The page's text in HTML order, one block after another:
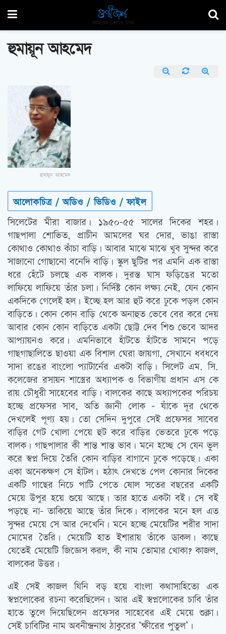
হুমায়ূন আহমেদ
হুমায়ূন আহমেদ
আলোকচিত্র / অডিও / ভিডিও / ফাইল
সিলেটের মীরা বাজার। ১৯৫০-৫৫ সালের দিকের শহর।
গাছপালা শোভিত, প্রাচীন আমলের ঘর দোর, ভাঙা রাস্তা
কোথাও কোথাও কাঁচা বাড়ি। আবার মাঝে মাঝে খুব সুন্দর করে
সাজানো গোছানো বনেদি বাড়ি। স্কুল ছুটির পর এমনি এক রাস্তা
ধরে হেঁটে চলছে এক বালক। দুরন্ত ঘাস ফড়িঙের মতো
লাফিয়ে লাফিয়ে তাঁর চলা। নির্দিষ্ট কোন লক্ষ্য নেই, যেন কোন
একদিকে গেলেই হল। ইচ্ছে হল আর হুট করে ঢুকে পড়ল কোন
বাড়িতে। কোন কোন বাড়ি থেকে অনাহুত ভেবে বের করে দেয়
আবার কোন কোন বাড়িতে একটা ছোট্ট দেব শিশু ভেবে আদর
আপ্যায়নও করে। এমনিভাবে হাঁটতে হাঁটতে সামনে পড়ে
গাছগাছালিতে ছাওয়া এক বিশাল ঘেরা জায়গা, সেখানে ধবধবে
সাদা রঙের বাংলো প্যাটার্নের একটা বাড়ি। সিলেট এম. সি.
কলেজের রসায়ন শাস্ত্রের অধ্যাপক ও বিভাগীয় প্রধান এস কে
রায় চৌধুরী সাহেবের বাড়ি। বালকের কাছে অধ্যাপকের পরিচয়
হচ্ছে প্রফেসর সাব, অতি জ্ঞানী লোক – যাঁকে দূর থেকে
দেখলেই পূণ্য হয়। তো সেদিন দুপুরে সেই প্রফেসর সাবের
বাড়ির গেট খোলা পেয়ে হুট করে বাড়ির ভেতরে ঢুকে পড়ে
বালক। গাছপালার কী শান্ত শান্ত ভাব। মনে হচ্ছে সে যেন ভুল
করে স্বপ্ন দিয়ে তৈরি কোন বাড়ির বাগানে ঢুকে পড়েছে। একা
একা অনেকক্ষণ সে হাঁটল। হঠাত্‍ দেখতে পেল কোনার দিকের
একটি গাছের নিচে পাটি পেতে ষোল সতের বছরের একটি
মেয়ে উপুর হয়ে শুয়ে আছে। তার হাতে একটা বই। সে বই
পড়ছে না- তাকিয়ে আছে তাঁর দিকে। বালকের মনে হল এত
সুন্দর মেয়ে সে আর দেখেনি। মনে হচ্ছে মেয়েটির শরীর সাদা
মোমের তৈরি। মেয়েটি হাত ইশারায় তাঁকে ডাকল। কাছে
যেতেই মেয়েটি জিজ্ঞেস করল, কী নাম তোমার খোকা? কাজল,
বালকের উত্তর।
এই সেই কাজল যিনি বড় হয়ে বাংলা কথাসাহিত্যে এক
স্বপ্নলোকের রচনা করেছিলেন। আর এই স্বপ্নলোকের চাবি তাঁর
হাতে তুলে দিয়েছিলেন প্রফেসর সাহেবের এই মেয়ে শুক্লা।
সেই চাবিটির নাম অবনীন্দ্রনাথ ঠাকুরের ‌‌’ক্ষীরের পুতুল’।